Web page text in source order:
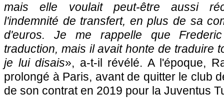
mais elle voulait peut-être aussi
l'indemnité de transfert, en plus de sa
d'euros. Je me rappelle que
traduction, mais il avait honte de traduire
je lui disais», a-t-il révélé. A l'époque,
prolongé à Paris, avant de quitter le club
de son contrat en 2019 pour la Juventus